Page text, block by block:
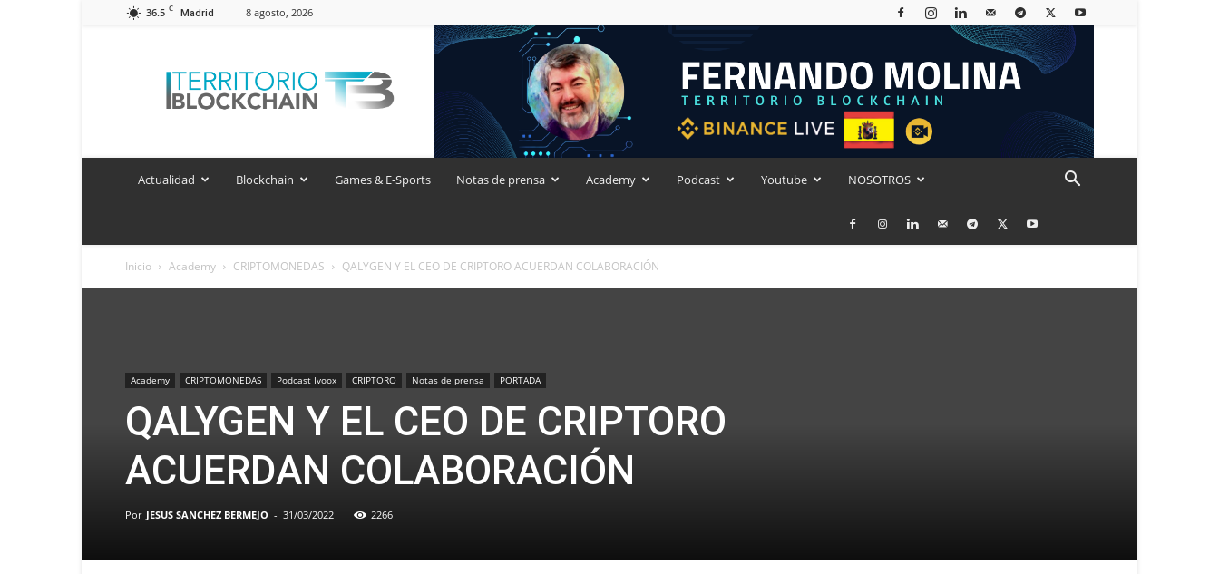
36.5 C Madrid 8 agosto, 2026
Blockchain
Actualidad Blockchain Games & E-Sports Notas de prensa Academy Podcast Youtube NOSOTROS
Inicio Academy CRIPTOMONEDAS QALYGEN Y EL CEO DE CRIPTORO ACUERDAN COLABORACIÓN
Academy CRIPTOMONEDAS Podcast Ivoox CRIPTORO Notas de prensa PORTADA
QALYGEN Y EL CEO DE CRIPTORO
ACUERDAN COLABORACIÓN
Por JESUS SANCHEZ BERMEJO - 31/03/2022 2266